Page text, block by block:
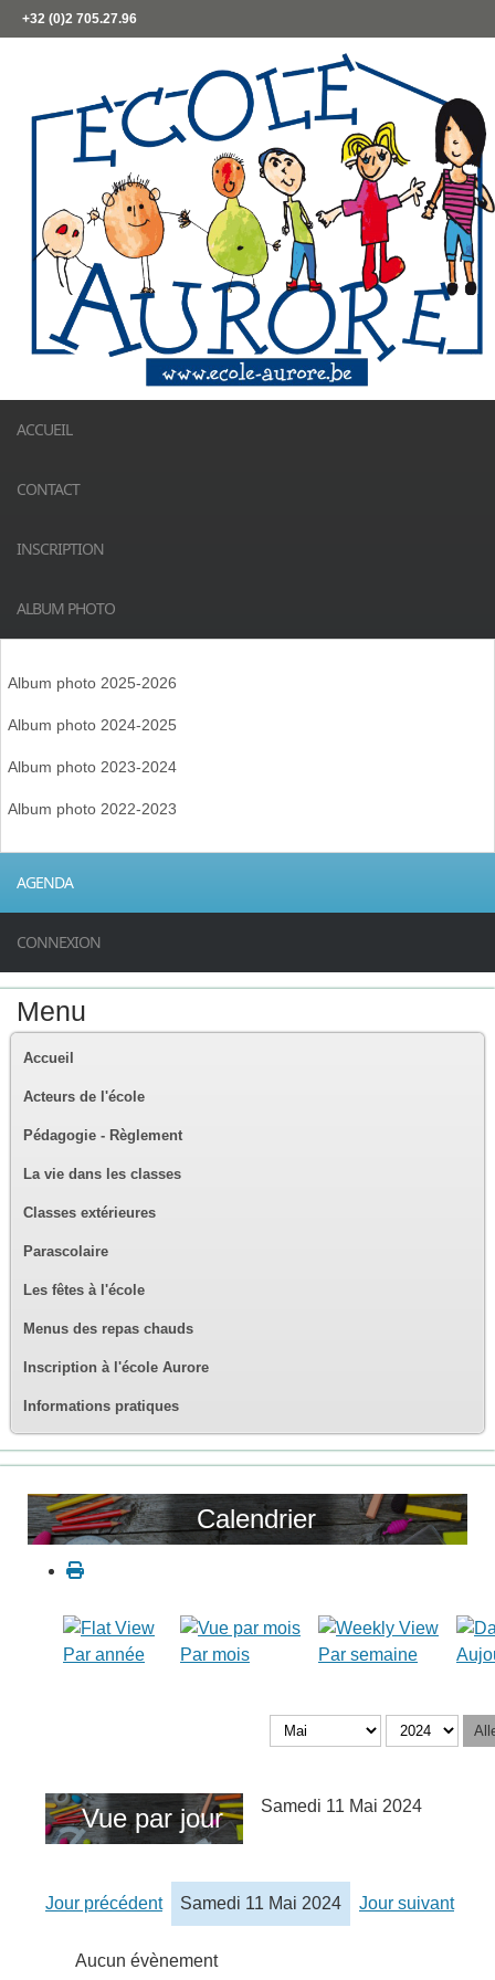
+32 (0)2 705.27.96
ACCUEIL
CONTACT
INSCRIPTION
ALBUM PHOTO
Album photo 2025-2026
Album photo 2024-2025
Album photo 2023-2024
Album photo 2022-2023
AGENDA
CONNEXION
Menu
Accueil
Acteurs de l'école
Pédagogie - Règlement
La vie dans les classes
Classes extérieures
Parascolaire
Les fêtes à l'école
Menus des repas chauds
Inscription à l'école Aurore
Informations pratiques
Calendrier
Par année Par mois Par semaine
Vue par jour Samedi 11 Mai 2024
Jour précédent Samedi 11 Mai 2024 Jour suivant
Aucun évènement